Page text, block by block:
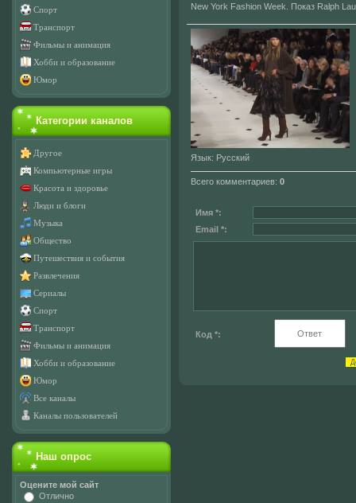
Спорт
Транспорт
Фильмы и анимация
Хобби и образование
Юмор
Категории каналов
Другое
Компьютерные игры
Красота и здоровье
Люди и блоги
Музыка
Общество
Путешествия и события
Развлечения
Сериалы
Спорт
Транспорт
Фильмы и анимация
Хобби и образование
Юмор
Все каналы
Каналы пользователей
Наш опрос
Оцените мой сайт
Отлично
New York Fashion Week. Показ Ralph
Язык: Русский
Всего комментариев: 0
Имя *:
Email *:
Код *: